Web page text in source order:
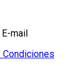
mail
Condiciones